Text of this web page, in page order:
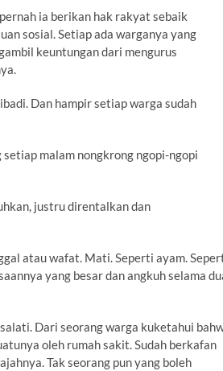
ia berikan hak rakyat sebaik
sosial. Setiap ada warganya yang
keuntungan dari mengurus
Dan hampir setiap warga sudah
malam nongkrong ngopi-ngopi
justru direntalkan dan
atau wafat. Mati. Seperti ayam.
yang besar dan angkuh selama
Dari seorang warga kuketahui
oleh rumah sakit. Sudah berkafan
Tak seorang pun yang boleh